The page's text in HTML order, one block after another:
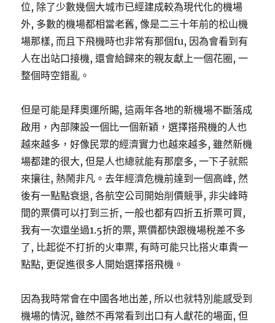
位, 除了少數幾個大城市已經建成較為現代化的機場
外, 多數的機場都相當老舊, 像是二三十年前的松山機
場那樣, 而且下飛機時也非常有那個fu, 因為會看到有
人在出站口接機, 還會給歸來的親友獻上一個花圈, 一
整個時空錯亂。
但是可能是拜奧運所賜, 這兩年各地的新機場不斷落成
啟用，內部陳設一個比一個新穎，選擇搭飛機的人也
越來越多，好像民眾的經濟實力也越來越多, 雖然新機
場都建的很大, 但是人也總就能有那麼多, 一下子就熙
來攘往, 熱鬧非凡。去年經濟危機前達到一個高峰, 然
後有一點點衰退, 各航空公司開始削價競爭, 非尖峰時
間的票價可以打到三折, 一般也都有四折五折票可買,
我有一次還坐過1.5折的票, 票價都快跟機場稅差不多
了, 比起從不打折的火車票, 有時可能只比搭火車貴一
點點, 更促進很多人開始選擇搭飛機。
因為我時常會在中國各地出差, 所以也就特別能感受到
機場的情況, 雖然不再常看到出口有人獻花的場面, 但